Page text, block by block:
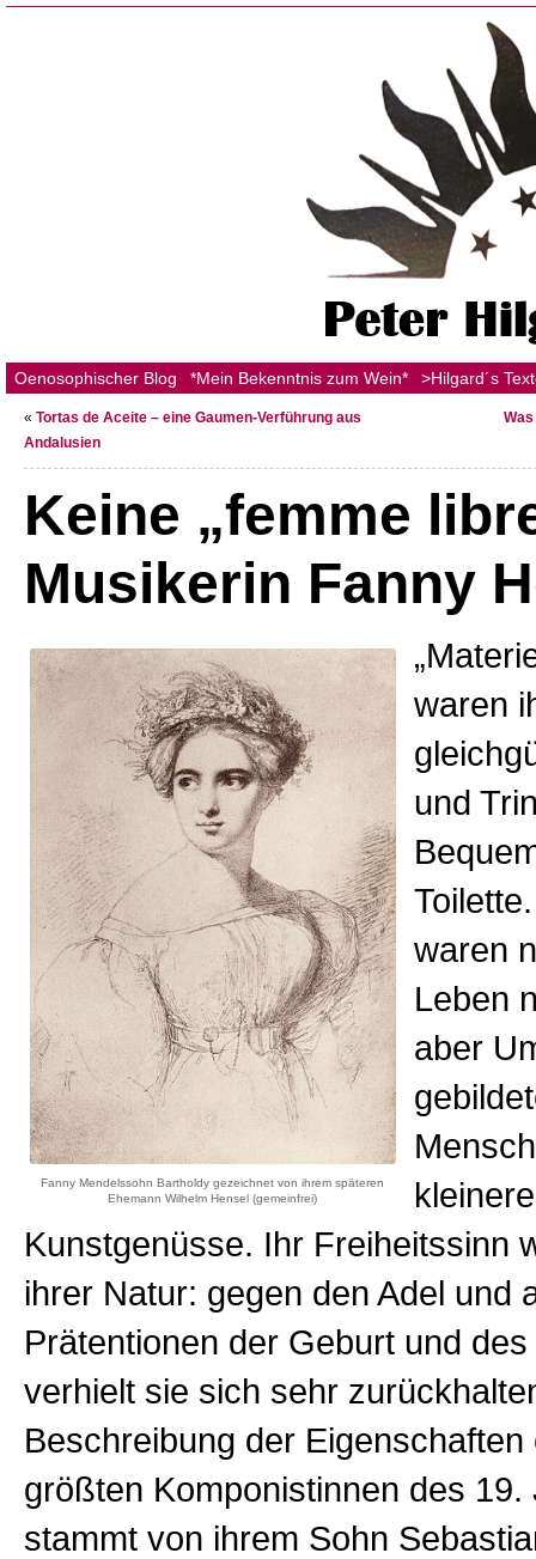
Oenosophischer Blog *Mein Bekenntnis zum Wein* >Hilgard´s
« Tortas de Aceite – eine Gaumen-Verführung aus
Andalusien
Keine „femme
Musikerin Fanny
Fanny Mendelssohn Bartholdy gezeichnet von ihrem späteren
Ehemann Wilhelm Hensel (gemeinfrei)
waren
und
waren
Leben
aber
Kunstgenüsse. Ihr Freiheitssinn
ihrer Natur: gegen den Adel und
Prätentionen der Geburt und
verhielt sie sich sehr
Beschreibung der Eigenschaften
größten Komponistinnen des 19.
stammt von ihrem Sohn